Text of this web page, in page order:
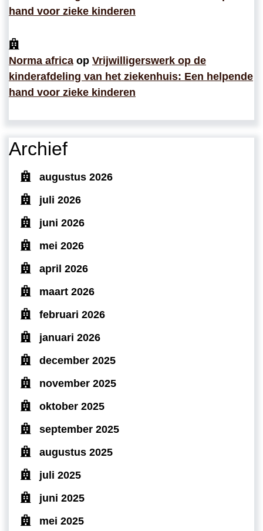
hand voor zieke kinderen
Norma africa op Vrijwilligerswerk op de
kinderafdeling van het ziekenhuis: Een helpende
hand voor zieke kinderen
Archief
augustus 2026
juli 2026
juni 2026
mei 2026
april 2026
maart 2026
februari 2026
januari 2026
december 2025
november 2025
oktober 2025
september 2025
augustus 2025
juli 2025
juni 2025
mei 2025